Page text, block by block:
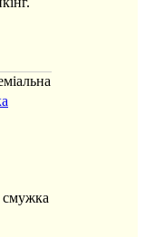
смужка